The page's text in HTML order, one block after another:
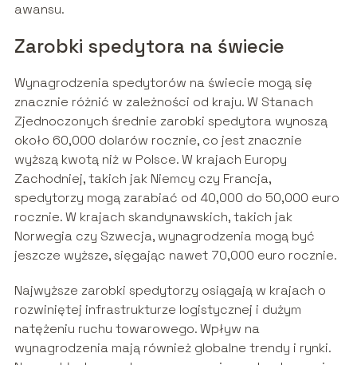
awansu.
Zarobki spedytora na świecie
Wynagrodzenia spedytorów na świecie mogą się
znacznie różnić w zależności od kraju. W Stanach
Zjednoczonych średnie zarobki spedytora wynoszą
około 60,000 dolarów rocznie, co jest znacznie
wyższą kwotą niż w Polsce. W krajach Europy
Zachodniej, takich jak Niemcy czy Francja,
spedytorzy mogą zarabiać od 40,000 do 50,000 euro
rocznie. W krajach skandynawskich, takich jak
Norwegia czy Szwecja, wynagrodzenia mogą być
jeszcze wyższe, sięgając nawet 70,000 euro rocznie.
Najwyższe zarobki spedytorzy osiągają w krajach o
rozwiniętej infrastrukturze logistycznej i dużym
natężeniu ruchu towarowego. Wpływ na
wynagrodzenia mają również globalne trendy i rynki.